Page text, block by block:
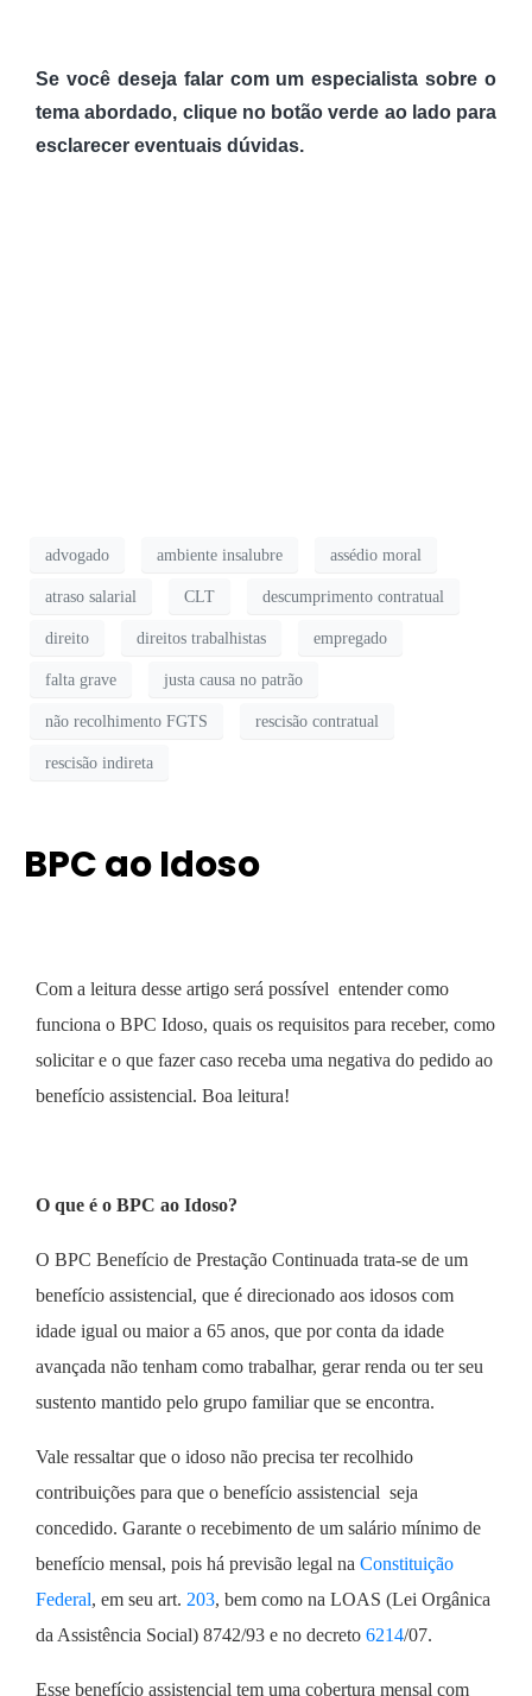
Se você deseja falar com um especialista sobre o
tema abordado, clique no botão verde ao lado para
esclarecer eventuais dúvidas.
advogado ambiente insalubre assédio moral
atraso salarial CLT descumprimento contratual
direito direitos trabalhistas empregado
falta grave justa causa no patrão
não recolhimento FGTS rescisão contratual
rescisão indireta
BPC ao Idoso
Com a leitura desse artigo será possível entender como
funciona o BPC Idoso, quais os requisitos para receber, como
solicitar e o que fazer caso receba uma negativa do pedido ao
benefício assistencial. Boa leitura!
O que é o BPC ao Idoso?
O BPC Benefício de Prestação Continuada trata-se de um
benefício assistencial, que é direcionado aos idosos com
idade igual ou maior a 65 anos, que por conta da idade
avançada não tenham como trabalhar, gerar renda ou ter seu
sustento mantido pelo grupo familiar que se encontra.
Vale ressaltar que o idoso não precisa ter recolhido
contribuições para que o benefício assistencial seja
concedido. Garante o recebimento de um salário mínimo de
benefício mensal, pois há previsão legal na Constituição
Federal, em seu art. 203, bem como na LOAS (Lei Orgânica
da Assistência Social) 8742/93 e no decreto 6214/07.
Esse benefício assistencial tem uma cobertura mensal com